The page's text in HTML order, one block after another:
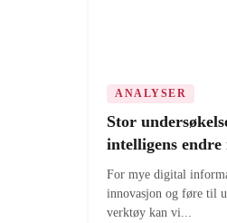
ANALYSER
Stor
intelligens
For mye digital
innovasjon og føre til
verktøy kan vi...